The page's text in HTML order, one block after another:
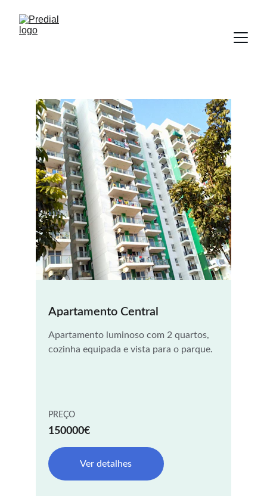
Apartamento Central
Apartamento luminoso com 2 quartos,
cozinha equipada e vista para o parque.
150000€
Ver detalhes
PREÇO